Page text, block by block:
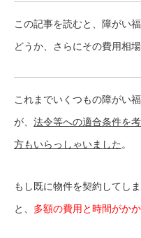
この記事を読むと、障がい
どうか、さらにその費用相
これまでいくつもの障がい
が、 法令等への適合条件を
方もいらっしゃいました 。
もし既に物件を契約してし
と、 多額の費用と時間がか